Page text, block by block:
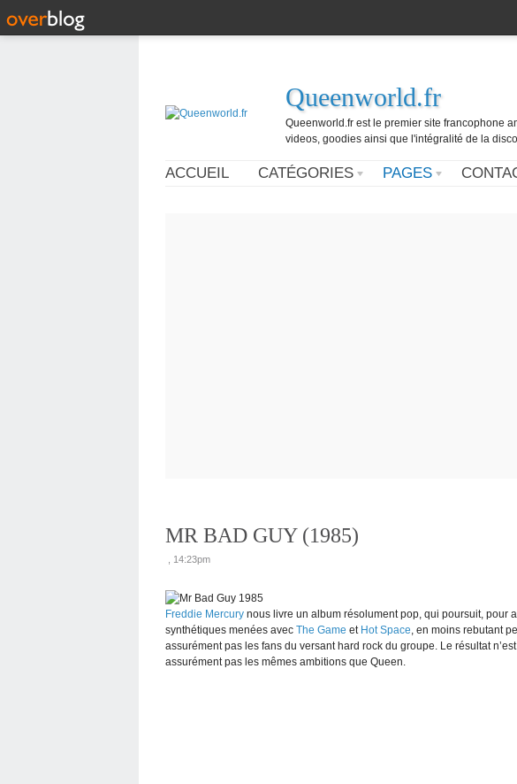
Queenworld.fr
Queenworld.fr est le premier site francophone
videos, goodies ainsi que l'intégralité de la
ACCUEIL CATÉGORIES PAGES
MR BAD GUY (1985)
, 14:23pm
Freddie Mercury nous livre un album résolument pop, qui poursuit, pour
synthétiques menées avec The Game et Hot Space, en moins rebutant
assurément pas les fans du versant hard rock du groupe. Le résultat
assurément pas les mêmes ambitions que Queen.